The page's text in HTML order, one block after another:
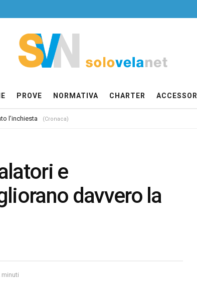
PROVE NORMATIVA CHARTER ACCESSORI
l’inchiesta (Cronaca)
e
davvero la
minuti